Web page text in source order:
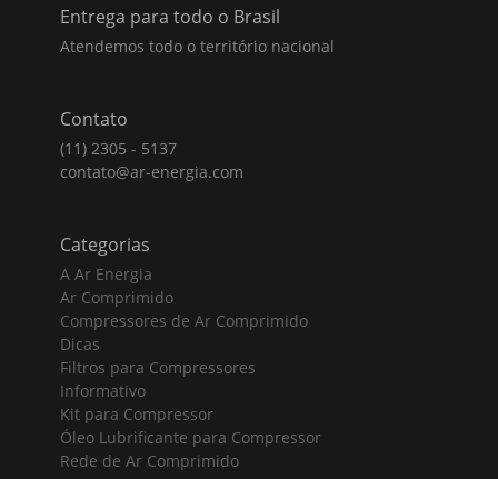
Entrega para todo o Brasil
Atendemos todo o território nacional
Contato
(11) 2305 - 5137
contato@ar-energia.com
Categorias
A Ar Energia
Ar Comprimido
Compressores de Ar Comprimido
Dicas
Filtros para Compressores
Informativo
Kit para Compressor
Óleo Lubrificante para Compressor
Rede de Ar Comprimido